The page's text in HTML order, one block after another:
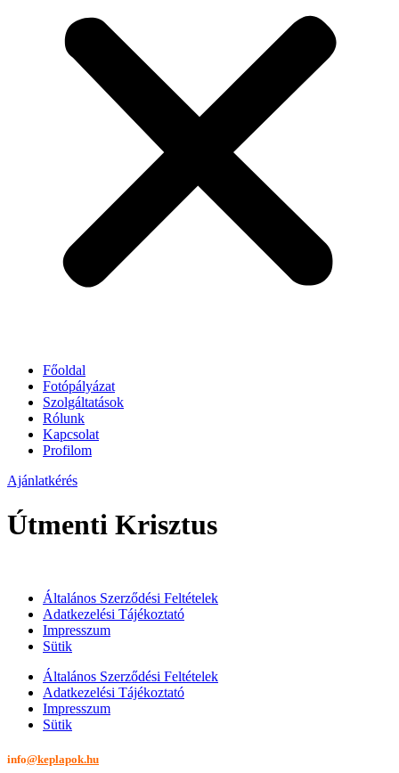
Főoldal
Fotópályázat
Szolgáltatások
Rólunk
Kapcsolat
Profilom
Ajánlatkérés
Útmenti Krisztus
Általános Szerződési Feltételek
Adatkezelési Tájékoztató
Impresszum
Sütik
Általános Szerződési Feltételek
Adatkezelési Tájékoztató
Impresszum
Sütik
info@keplapok.hu